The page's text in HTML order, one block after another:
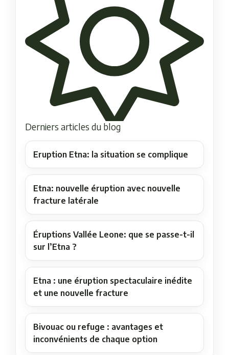
Derniers articles du blog
Eruption Etna: la situation se complique
Etna: nouvelle éruption avec nouvelle
fracture latérale
Éruptions Vallée Leone: que se passe-t-il
sur l’Etna ?
Etna : une éruption spectaculaire inédite
et une nouvelle fracture
Bivouac ou refuge : avantages et
inconvénients de chaque option